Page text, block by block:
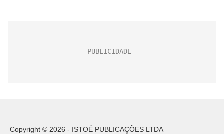
Copyright © 2026 - ISTOÉ PUBLICAÇÕES LTDA